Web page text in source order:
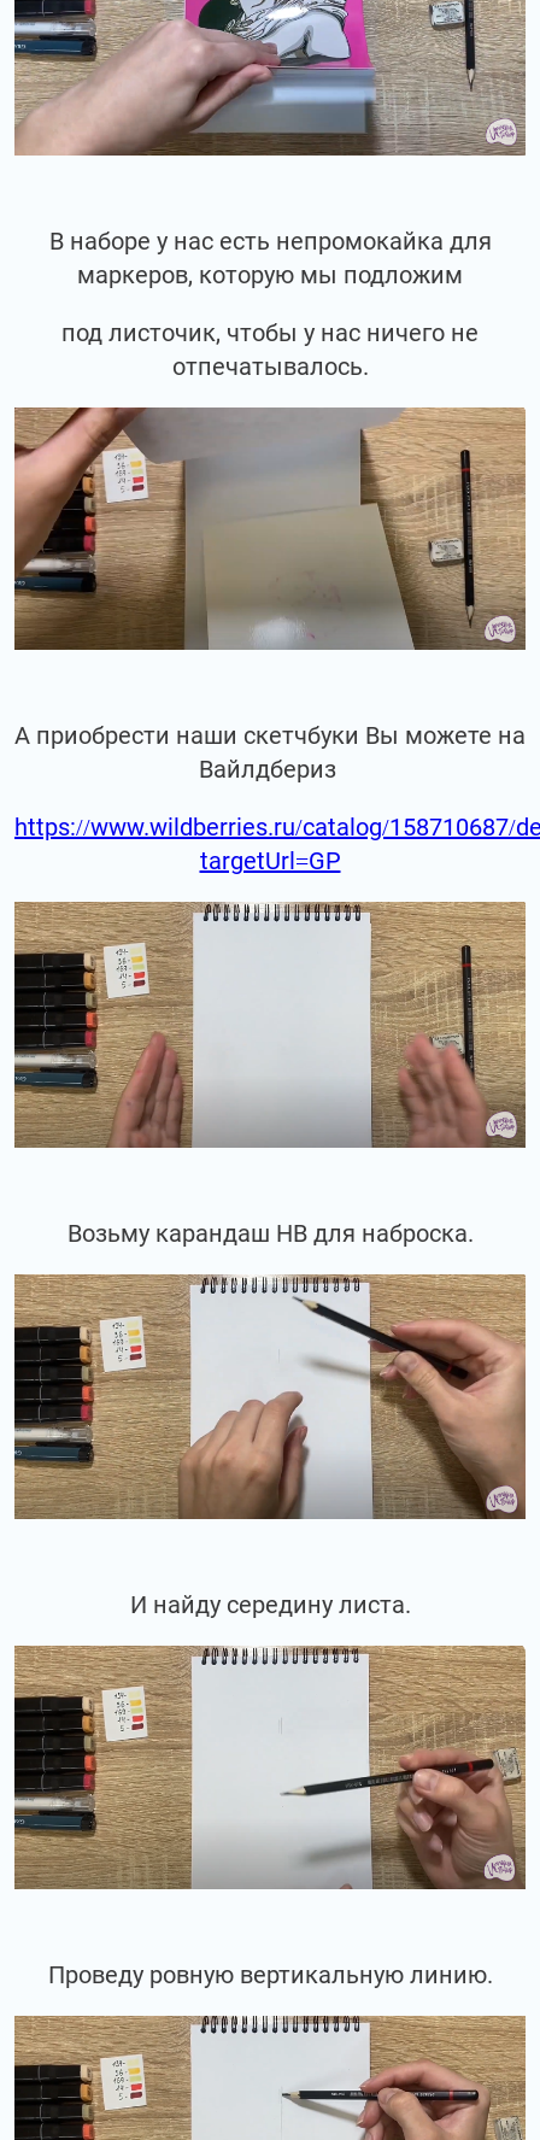
В наборе у нас есть непромокайка для
маркеров, которую мы подложим
под листочик, чтобы у нас ничего не
отпечатывалось.
А приобрести наши скетчбуки Вы можете на
Вайлдбериз
https://www.wildberries.ru/catalog/158710687/
targetUrl=GP
Возьму карандаш НВ для наброска.
И найду середину листа.
Проведу ровную вертикальную линию.